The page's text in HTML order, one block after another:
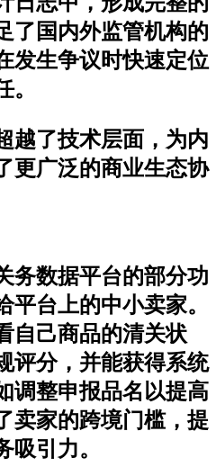
了国内外监管机构的
发生争议时快速定位
。
越了技术层面，为内
更广泛的商业生态协
务数据平台的部分功
平台上的中小卖家。
自己商品的清关状
评分，并能获得系统
调整申报品名以提高
卖家的跨境门槛，提
吸引力。